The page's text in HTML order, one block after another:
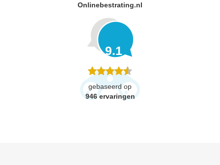
Onlinebestrating.nl
9.1
gebaseerd op
946 ervaringen